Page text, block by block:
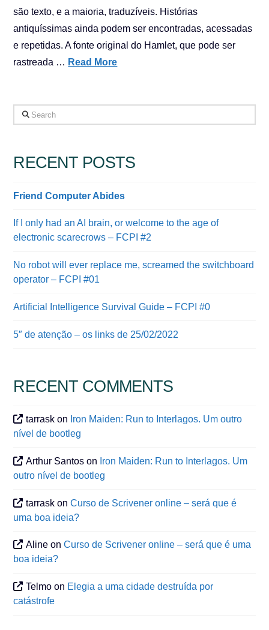
são texto, e a maioria, traduzíveis. Histórias
antiquíssimas ainda podem ser encontradas, acessadas
e repetidas. A fonte original do Hamlet, que pode ser
rastreada … Read More
Search
RECENT POSTS
Friend Computer Abides
If I only had an AI brain, or welcome to the age of
electronic scarecrows – FCPI #2
No robot will ever replace me, screamed the switchboard
operator – FCPI #01
Artificial Intelligence Survival Guide – FCPI #0
5″ de atenção – os links de 25/02/2022
RECENT COMMENTS
tarrask on Iron Maiden: Run to Interlagos. Um outro
nível de bootleg
Arthur Santos on Iron Maiden: Run to Interlagos. Um
outro nível de bootleg
tarrask onCurso de Scrivener online – será que é
uma boa ideia?
Aline onCurso de Scrivener online – será que é uma
boa ideia?
Telmo on Elegia a uma cidade destruída por
catástrofe